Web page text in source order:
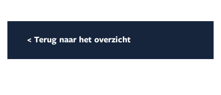
< Terug naar het overzicht